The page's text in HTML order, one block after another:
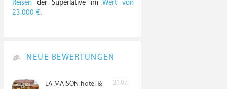
Reisen der Superlative imWert von
23.000 €.
NEUE BEWERTUNGEN
LA MAISON hotel &
21.07.